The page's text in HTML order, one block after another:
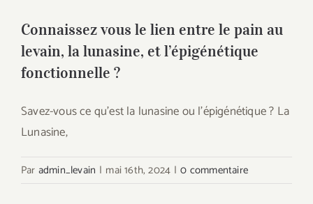
Connaissez vous le lien entre le pain au
levain, la lunasine, et l’épigénétique
fonctionnelle ?
Savez-vous ce qu’est la lunasine ou l’épigénétique ? La
Lunasine,
Par admin_levain | mai 16th, 2024 | 0 commentaire